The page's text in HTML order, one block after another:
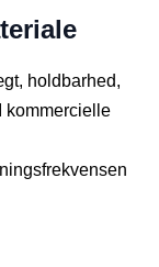
holdbarhed,
kommercielle